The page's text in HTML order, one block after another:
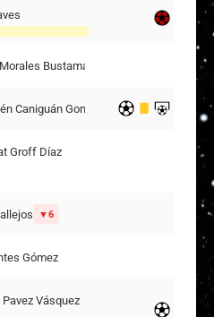
Bustamante
Caniguán González
Groff Díaz
6
Gómez
Vásquez